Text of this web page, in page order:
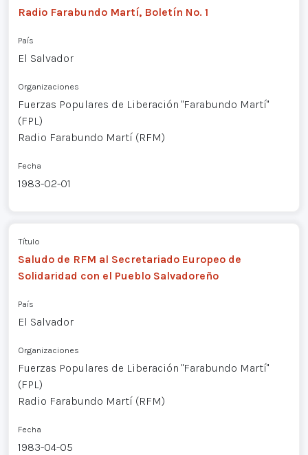
Radio Farabundo Martí, Boletín No. 1
País
El Salvador
Organizaciones
Fuerzas Populares de Liberación "Farabundo Martí"
(FPL)
Radio Farabundo Martí (RFM)
Fecha
1983-02-01
Título
Saludo de RFM al Secretariado Europeo de
Solidaridad con el Pueblo Salvadoreño
País
El Salvador
Organizaciones
Fuerzas Populares de Liberación "Farabundo Martí"
(FPL)
Radio Farabundo Martí (RFM)
Fecha
1983-04-05